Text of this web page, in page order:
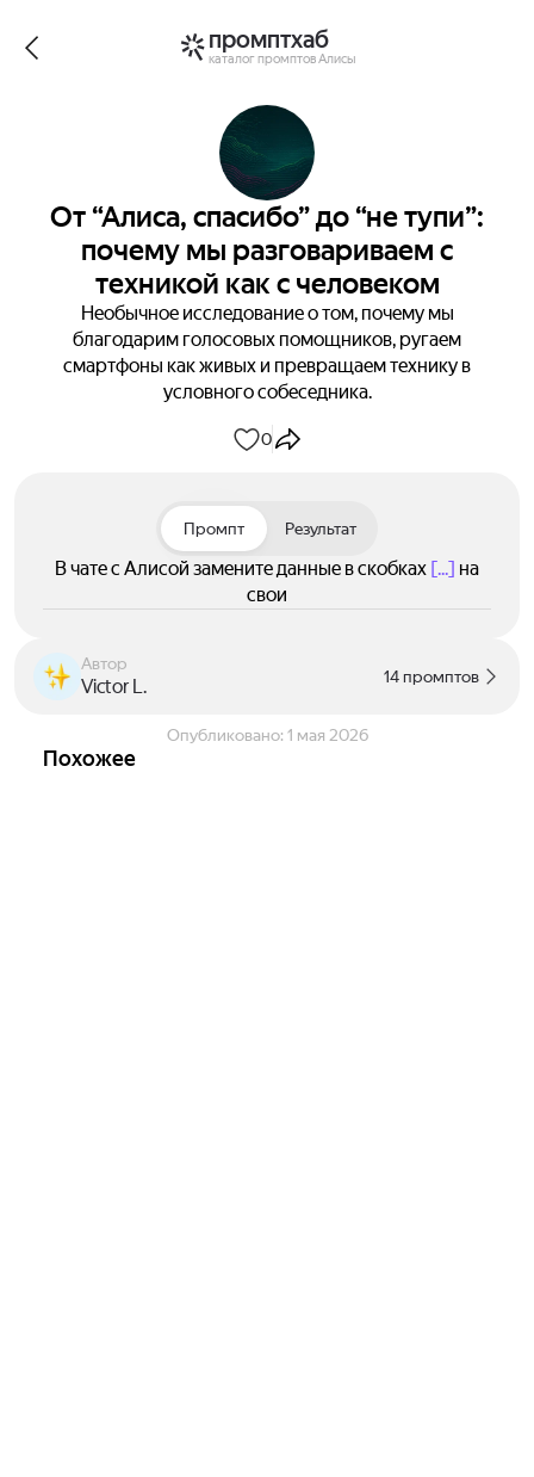
промптхаб
каталог промптов Алисы
От “Алиса, спасибо” до “не тупи”:
почему мы разговариваем с
техникой как с человеком
Необычное исследование о том, почему мы
благодарим голосовых помощников, ругаем
смартфоны как живых и превращаем технику в
условного собеседника.
0
Промпт Результат
В чате с Алисой замените данные в скобках [...] на
свои
Автор
Victor L. 14 промптов
Опубликовано: 1 мая 2026
Похожее